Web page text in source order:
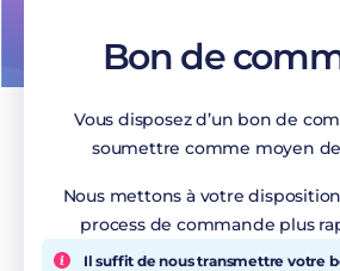
Bon de
Vous disposez d’un bon de
soumettre comme moyen
Nous mettons à votre
process de commande plus
Il suffit de nous transmettre votre